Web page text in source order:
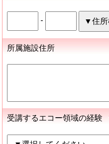
-
所属施設住所
受講するエコー領域の経験